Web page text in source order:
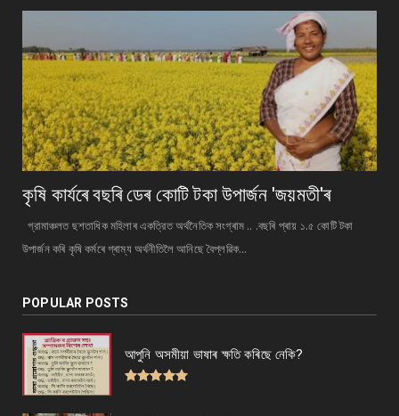
কৃষি কাৰ্যৰে বছৰি ডেৰ কোটি টকা উপার্জন 'জয়মতী'ৰ
গ্রামাঞ্চলত ছশতাধিক মহিলাৰ একত্রিত অর্থনৈতিক সংগ্ৰাম .. .বছৰি প্ৰায় ১.৫ কোটি টকা
উপাৰ্জন কৰি কৃষি কৰ্মৰে গ্ৰাম্য অর্থনীতিলৈ আনিছে বৈপ্লৱিক...
POPULAR POSTS
আপুনি অসমীয়া ভাষাৰ ক্ষতি কৰিছে নেকি?